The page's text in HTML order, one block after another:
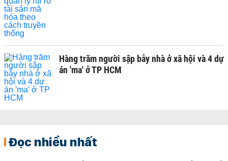
Hàng trăm người sập bẫy nhà ở xã hội và 4 dự
án 'ma' ở TP HCM
Đọc nhiều nhất